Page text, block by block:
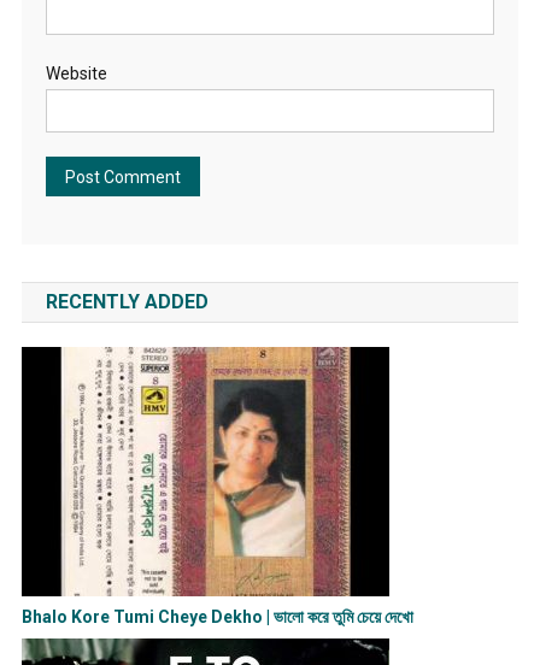
Website
RECENTLY ADDED
Bhalo Kore Tumi Cheye Dekho | ভালো করে তুমি চেয়ে দেখো